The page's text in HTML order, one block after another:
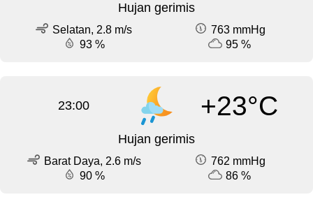
Hujan gerimis
Selatan, 2.8 m/s
763 mmHg
93 %
95 %
23:00 +23°C
Hujan gerimis
Barat Daya, 2.6 m/s
762 mmHg
90 %
86 %